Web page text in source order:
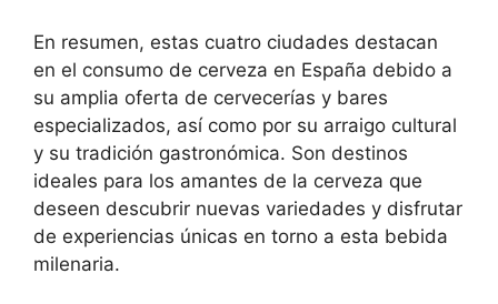
En resumen, estas cuatro ciudades destacan
en el consumo de cerveza en España debido a
su amplia oferta de cervecerías y bares
especializados, así como por su arraigo cultural
y su tradición gastronómica. Son destinos
ideales para los amantes de la cerveza que
deseen descubrir nuevas variedades y disfrutar
de experiencias únicas en torno a esta bebida
milenaria.